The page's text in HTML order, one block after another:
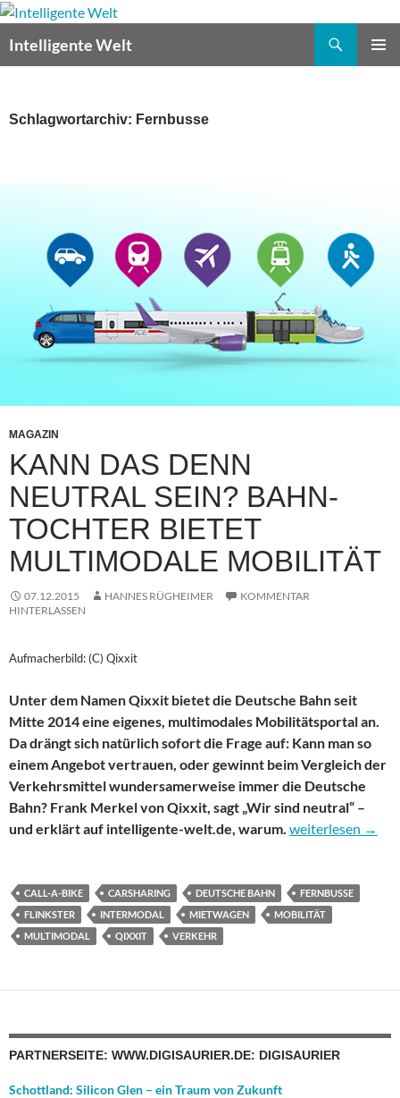
Zum
springen
Intelligente Welt
Schlagwortarchiv: Fernbusse
MAGAZIN
KANN DAS DENN
NEUTRAL SEIN? BAHN-
TOCHTER BIETET
MULTIMODALE MOBILITÄT
07.12.2015 HANNES RÜGHEIMER
KOMMENTAR
HINTERLASSEN
Aufmacherbild: (C) Qixxit
Unter dem Namen Qixxit bietet die Deutsche Bahn seit
Mitte 2014 eine eigenes, multimodales Mobilitätsportal an.
Da drängt sich natürlich sofort die Frage auf: Kann man so
einem Angebot vertrauen, oder gewinnt beim Vergleich der
Verkehrsmittel wundersamerweise immer die Deutsche
Bahn? Frank Merkel von Qixxit, sagt „Wir sind neutral“ –
und erklärt auf intelligente-welt.de, warum. Kann das denn
weiterlesen →
CALL-A-BIKE CARSHARING DEUTSCHE BAHN
FERNBUSSE
FLINKSTER
INTERMODAL MIETWAGEN
MOBILITÄT
MULTIMODAL
QIXXIT VERKEHR
PARTNERSEITE: WWW.DIGISAURIER.DE: DIGISAURIER
Schottland: Silicon Glen – ein Traum von Zukunft